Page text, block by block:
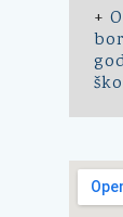
+